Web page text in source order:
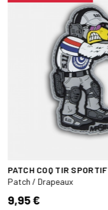
PATCH COQ TIR SPORTIF
Patch / Drapeaux
9,95 €